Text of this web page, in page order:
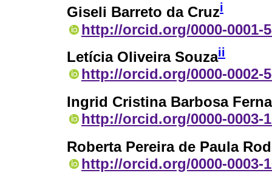
Giseli Barreto da Cruzi
http://orcid.org/0000-0001-
Letícia Oliveira Souzaii
http://orcid.org/0000-0002-
Ingrid Cristina Barbosa
http://orcid.org/0000-0003-
Roberta Pereira de Paula
http://orcid.org/0000-0003-